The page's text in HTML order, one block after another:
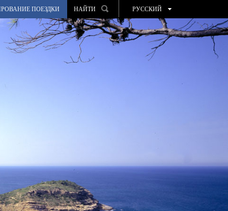
ПОЕЗДКИ НАЙТИ
РУССКИЙ
ESPAÑOL
VALENCIÀ
ENGLISH